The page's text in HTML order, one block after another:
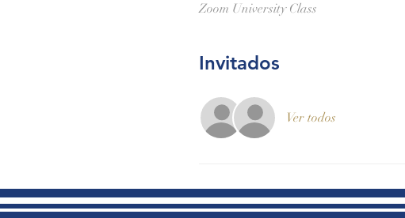
Zoom University Class
Invitados
Ver todos